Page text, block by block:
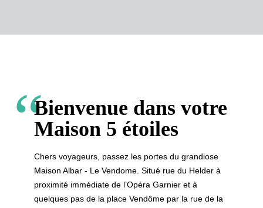
Bienvenue dans votre
Maison 5 étoiles
Chers voyageurs, passez les portes du grandiose
Maison Albar - Le Vendome. Situé rue du Helder à
proximité immédiate de l’Opéra Garnier et à
quelques pas de la place Vendôme par la rue de la